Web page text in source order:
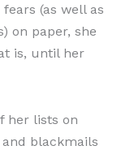
(as well as
on paper, she
is, until her
her lists on
blackmails